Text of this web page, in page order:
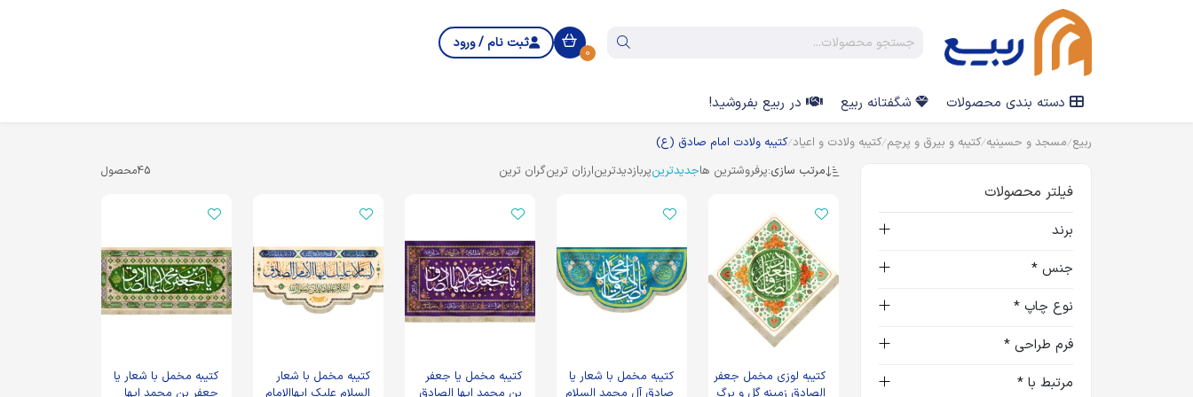
0
ثبت نام / ورود
دسته بندی محصولات شگفتانه ربیع در ربیع بفروشید!
ربیع مسجد و حسینیه کتیبه و بیرق و پرچم کتیبه ولادت و اعیاد کتیبه ولادت امام صادق (ع)
فیلتر محصولات
برند
جنس *
نوع چاپ *
فرم طراحی *
مرتبط با *
مرتب سازی:پرفروشترین هاجدیدترینپربازدیدترینارزان ترینگران ترین 45محصول
کتیبه لوزی مخمل جعفر
الصادق زمینه گل و برگ
کتیبه مخمل با شعار یا
صادق آل محمد السلام
کتیبه مخمل یا جعفر
بن محمد ایها الصادق
کتیبه مخمل با شعار
السلام علیک ایهاالامام
کتیبه مخمل با شعار یا
جعفر بن محمد ایها